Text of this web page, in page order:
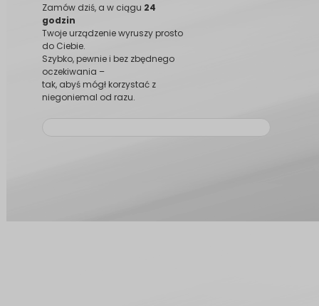
Zamów dziś, a w ciągu 24
godzin
Twoje urządzenie wyruszy prosto
do Ciebie.
Szybko, pewnie i bez zbędnego
oczekiwania –
tak, abyś mógł korzystać z
niegoniemal od razu.